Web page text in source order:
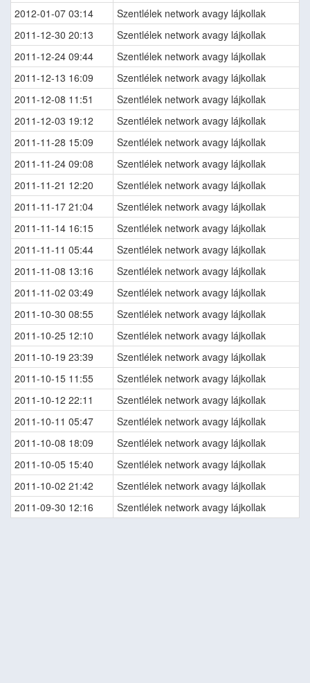
2012-01-07 03:14
Szentlélek network avagy lájkollak
2011-12-30 20:13
Szentlélek network avagy lájkollak
2011-12-24 09:44
Szentlélek network avagy lájkollak
2011-12-13 16:09
Szentlélek network avagy lájkollak
2011-12-08 11:51
Szentlélek network avagy lájkollak
2011-12-03 19:12
Szentlélek network avagy lájkollak
2011-11-28 15:09
Szentlélek network avagy lájkollak
2011-11-24 09:08
Szentlélek network avagy lájkollak
2011-11-21 12:20
Szentlélek network avagy lájkollak
2011-11-17 21:04
Szentlélek network avagy lájkollak
2011-11-14 16:15
Szentlélek network avagy lájkollak
2011-11-11 05:44
Szentlélek network avagy lájkollak
2011-11-08 13:16
Szentlélek network avagy lájkollak
2011-11-02 03:49
Szentlélek network avagy lájkollak
2011-10-30 08:55
Szentlélek network avagy lájkollak
2011-10-25 12:10
Szentlélek network avagy lájkollak
2011-10-19 23:39
Szentlélek network avagy lájkollak
2011-10-15 11:55
Szentlélek network avagy lájkollak
2011-10-12 22:11
Szentlélek network avagy lájkollak
2011-10-11 05:47
Szentlélek network avagy lájkollak
2011-10-08 18:09
Szentlélek network avagy lájkollak
2011-10-05 15:40
Szentlélek network avagy lájkollak
2011-10-02 21:42
Szentlélek network avagy lájkollak
2011-09-30 12:16
Szentlélek network avagy lájkollak